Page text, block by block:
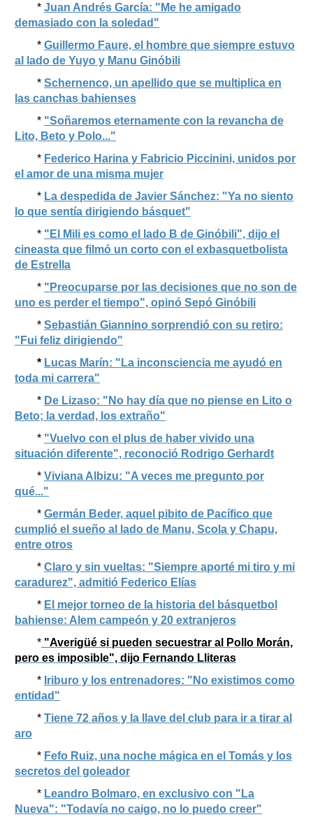
* Juan Andrés García: "Me he amigado
demasiado con la soledad"
* Guillermo Faure, el hombre que siempre estuvo
al lado de Yuyo y Manu Ginóbili
* Schernenco, un apellido que se multiplica en
las canchas bahienses
* "Soñaremos eternamente con la revancha de
Lito, Beto y Polo..."
* Federico Harina y Fabricio Piccinini, unidos por
el amor de una misma mujer
* La despedida de Javier Sánchez: "Ya no siento
lo que sentía dirigiendo básquet"
* "El Mili es como el lado B de Ginóbili", dijo el
cineasta que filmó un corto con el exbasquetbolista
de Estrella
* "Preocuparse por las decisiones que no son de
uno es perder el tiempo", opinó Sepó Ginóbili
* Sebastián Giannino sorprendió con su retiro:
"Fui feliz dirigiendo"
* Lucas Marín: "La inconsciencia me ayudó en
toda mi carrera"
* De Lizaso: "No hay día que no piense en Lito o
Beto; la verdad, los extraño"
* "Vuelvo con el plus de haber vivido una
situación diferente", reconoció Rodrigo Gerhardt
* Viviana Albizu: "A veces me pregunto por
qué..."
* Germán Beder, aquel pibito de Pacífico que
cumplió el sueño al lado de Manu, Scola y Chapu,
entre otros
* Claro y sin vueltas: "Siempre aporté mi tiro y mi
caradurez", admitió Federico Elías
* El mejor torneo de la historia del básquetbol
bahiense: Alem campeón y 20 extranjeros
* "Averigüé si pueden secuestrar al Pollo Morán,
pero es imposible", dijo Fernando Lliteras
* Iriburo y los entrenadores: "No existimos como
entidad"
* Tiene 72 años y la llave del club para ir a tirar al
aro
* Fefo Ruiz, una noche mágica en el Tomás y los
secretos del goleador
* Leandro Bolmaro, en exclusivo con "La
Nueva": "Todavía no caigo, no lo puedo creer"